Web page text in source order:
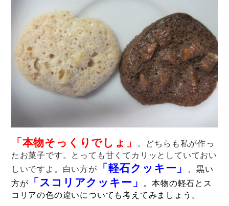
「本物そっくりでしょ」
。どちらも私が作っ
たお菓子です。とっても甘くてカリッとしていておい
しいですよ。白い方が
「軽石クッキー」
、黒い
方が
「スコリアクッキー」
。本物の軽石とス
コリアの色の違いについても考えてみましょう。